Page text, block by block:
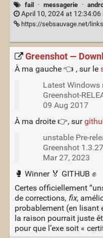
fail · messagerie ·
April 10, 2024 at 12:34:06
https://sebsauvage.net/
Greenshot —
À ma gauche 👈 , sur le
Latest Windows
Greenshot-
09 Aug 2017
À ma droite 👉, sur
unstable Pre-
Greenshot
Mar 27, 2023
🥊 Winner 🏅 GITHUB ✊
Certes officiellement
de corrections, fix,
probablement (en lisant
la raison pourrait juste
pour que l’exe soit «